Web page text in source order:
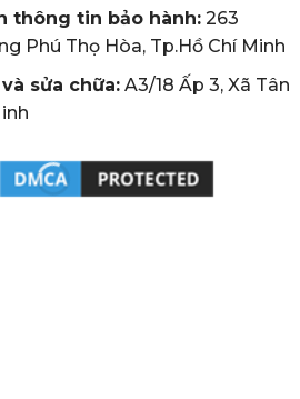
thông tin bảo hành: 263
Phú Thọ Hòa, Tp.Hồ Chí Minh
sửa chữa: A3/18 Ấp 3, Xã Tân